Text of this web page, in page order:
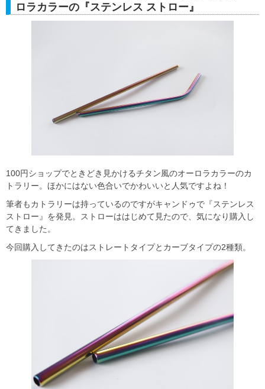
ロラカラーの『ステンレス ストロー』
100円ショップでときどき見かけるチタン風のオーロラカラーのカ
トラリー。ほかにはない色合いでかわいいと人気ですよね！
筆者もカトラリーは持っているのですがキャンドゥで『ステンレス
ストロー』を発見。ストローははじめて見たので、気になり購入し
てきました。
今回購入してきたのはストレートタイプとカーブタイプの2種類。